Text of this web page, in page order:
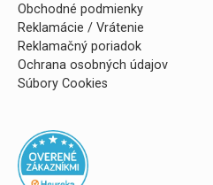
Obchodné podmienky
Reklamácie / Vrátenie
Reklamačný poriadok
Ochrana osobných údajov
Súbory Cookies